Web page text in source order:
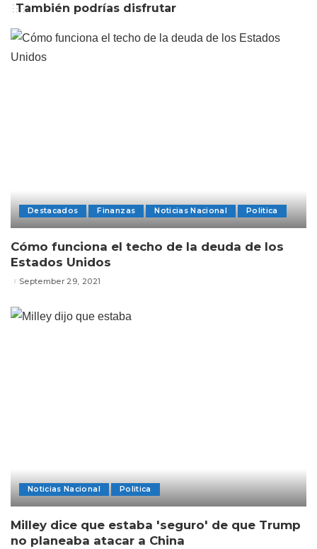
También podrías disfrutar
Destacados Finanzas Noticias Nacional Politica
Cómo funciona el techo de la deuda de los
Estados Unidos
September 29, 2021
Noticias Nacional Politica
Milley dice que estaba 'seguro' de que Trump
no planeaba atacar a China